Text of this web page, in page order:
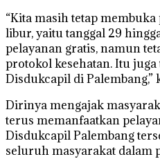
“Kita masih tetap
libur, yaitu tanggal 29
pelayanan gratis, namun
protokol kesehatan. Itu
Disdukcapil di Palembang,”
Dirinya mengajak
terus memanfaatkan
Disdukcapil Palembang
seluruh masyarakat dalam